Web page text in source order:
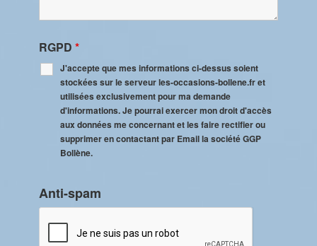
RGPD *
J'accepte que mes informations ci-dessus soient
stockées sur le serveur les-occasions-bollene.fr et
utilisées exclusivement pour ma demande
d'informations. Je pourrai exercer mon droit d'accès
aux données me concernant et les faire rectifier ou
supprimer en contactant par Email la société GGP
Bollène.
Anti-spam